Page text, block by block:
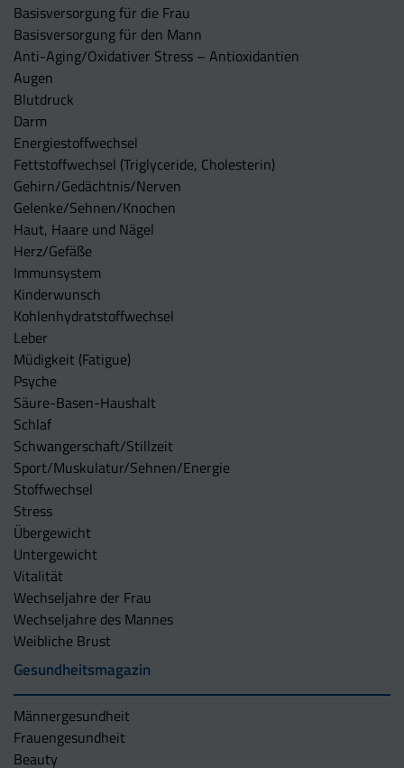
Basisversorgung für die Frau
Basisversorgung für den Mann
Anti-Aging/Oxidativer Stress – Antioxidantien
Augen
Blutdruck
Darm
Energiestoffwechsel
Fettstoffwechsel (Triglyceride, Cholesterin)
Gehirn/Gedächtnis/Nerven
Gelenke/Sehnen/Knochen
Haut, Haare und Nägel
Herz/Gefäße
Immunsystem
Kinderwunsch
Kohlenhydratstoffwechsel
Leber
Müdigkeit (Fatigue)
Psyche
Säure-Basen-Haushalt
Schlaf
Schwangerschaft/Stillzeit
Sport/Muskulatur/Sehnen/Energie
Stoffwechsel
Stress
Übergewicht
Untergewicht
Vitalität
Wechseljahre der Frau
Wechseljahre des Mannes
Weibliche Brust
Gesundheitsmagazin
Männergesundheit
Frauengesundheit
Beauty